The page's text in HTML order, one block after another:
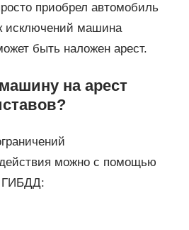
приобрел автомобиль
исключений машина
быть наложен арест.
на арест
можно с помощью
ГИБДД: